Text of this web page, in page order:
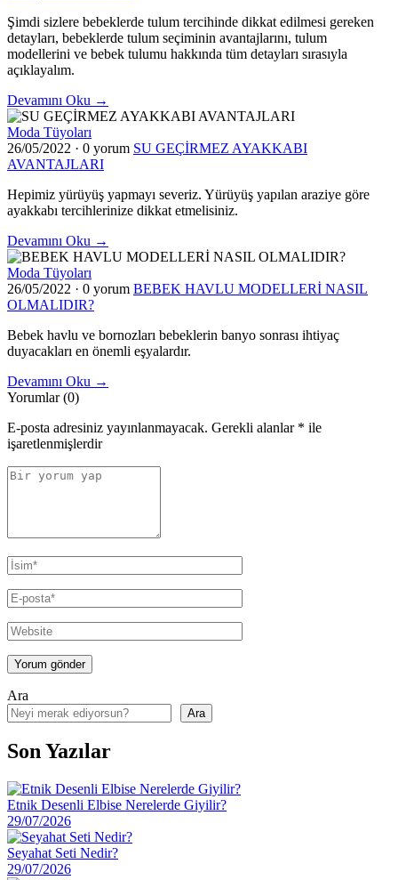
Şimdi sizlere bebeklerde tulum tercihinde dikkat edilmesi gereken
detayları, bebeklerde tulum seçiminin avantajlarını, tulum
modellerini ve bebek tulumu hakkında tüm detayları sırasıyla
açıklayalım.
Devamını Oku →
Moda Tüyoları
26/05/2022 · 0 yorum SU GEÇİRMEZ AYAKKABI
AVANTAJLARI
Hepimiz yürüyüş yapmayı severiz. Yürüyüş yapılan araziye göre
ayakkabı tercihlerinize dikkat etmelisiniz.
Devamını Oku →
Moda Tüyoları
26/05/2022 · 0 yorum BEBEK HAVLU MODELLERİ NASIL
OLMALIDIR?
Bebek havlu ve bornozları bebeklerin banyo sonrası ihtiyaç
duyacakları en önemli eşyalardır.
Devamını Oku →
Yorumlar (0)
E-posta adresiniz yayınlanmayacak. Gerekli alanlar * ile
işaretlenmişlerdir
Ara
Ara
Son Yazılar
Etnik Desenli Elbise Nerelerde Giyilir?
29/07/2026
Seyahat Seti Nedir?
29/07/2026